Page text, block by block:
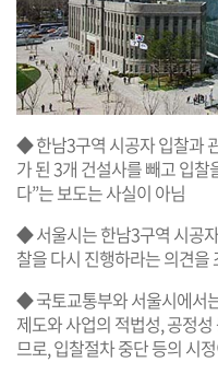
◆ 한남3구역 시공자 입찰과
가 된 3개 건설사를 빼고 입
다”는 보도는 사실이 아님
◆ 서울시는 한남3구역 시공
찰을 다시 진행하라는 의견을
◆ 국토교통부와 서울시에서
제도와 사업의 적법성, 공정
므로, 입찰절차 중단 등의 시